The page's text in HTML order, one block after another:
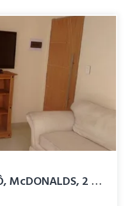
Quarto Amplo - METRÔ, McDONALDS, 2 SMARTFIT, 2 SHOPPINGs